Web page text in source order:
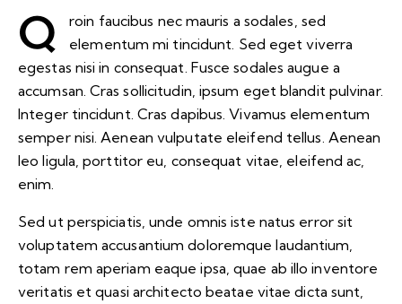
Q
roin faucibus nec mauris a sodales, sed
elementum mi tincidunt. Sed eget viverra
egestas nisi in consequat. Fusce sodales augue a
accumsan. Cras sollicitudin, ipsum eget blandit pulvinar.
Integer tincidunt. Cras dapibus. Vivamus elementum
semper nisi. Aenean vulputate eleifend tellus. Aenean
leo ligula, porttitor eu, consequat vitae, eleifend ac,
enim.
Sed ut perspiciatis, unde omnis iste natus error sit
voluptatem accusantium doloremque laudantium,
totam rem aperiam eaque ipsa, quae ab illo inventore
veritatis et quasi architecto beatae vitae dicta sunt,